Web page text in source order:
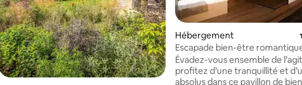
sur la base de 115 commentaires : 4,97 sur 5
Hébergement
Escapade bien-être
Évadez-vous ensemble de
profitez d’une tranquillité et
absolus dans ce pavillon de